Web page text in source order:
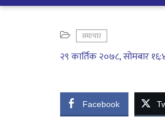
समाचार
२९ कार्तिक २०७८, सोमबार
Facebook